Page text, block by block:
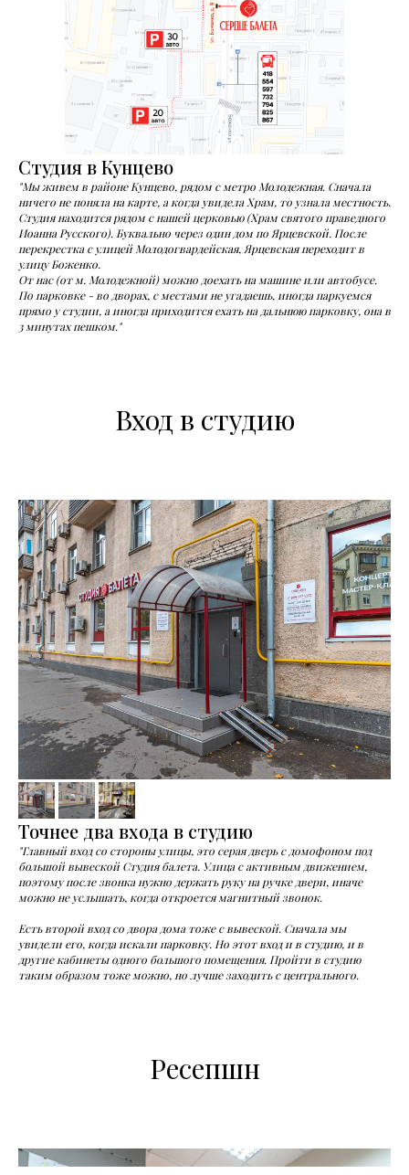
Студия в Кунцево
"Мы живем в районе Кунцево, рядом с метро Молодежная. Сначала
ничего не поняла на карте, а когда увидела Храм, то узнала местность.
Студия находится рядом с нашей церковью (Храм святого праведного
Иоанна Русского). Буквально через один дом по Ярцевской. После
перекрестка с улицей Молодогвардейская, Ярцевская переходит в
улицу Боженко.
От нас (от м. Молодежной) можно доехать на машине или автобусе.
По парковке - во дворах, с местами не угадаешь, иногда паркуемся
прямо у студии, а иногда приходится ехать на дальнюю парковку, она в
3 минутах пешком."
Вход в студию
Точнее два входа в студию
"Главный вход со стороны улицы, это серая дверь с домофоном под
большой вывеской Студия балета. Улица с активным движением,
поэтому после звонка нужно держать руку на ручке двери, иначе
можно не услышать, когда откроется магнитный звонок.
Есть второй вход со двора дома тоже с вывеской. Сначала мы
увидели его, когда искали парковку. Но этот вход и в студию, и в
другие кабинеты одного большого помещения. Пройти в студию
таким образом тоже можно, но лучше заходить с центрального.
Ресепшн